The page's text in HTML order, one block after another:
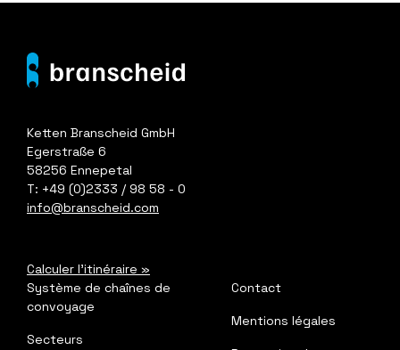
Ketten Branscheid GmbH
Egerstraße 6
58256 Ennepetal
T: +49 (0)2333 / 98 58 - 0
info@branscheid.com
Calculer l'itinéraire »
Système de chaînes de
convoyage
Secteurs
Contact
Mentions légales